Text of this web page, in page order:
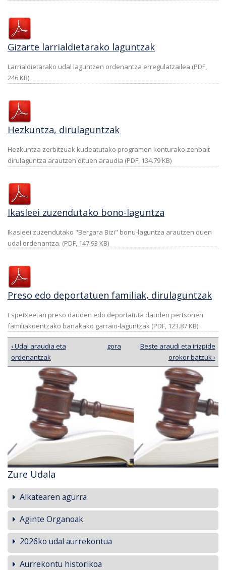
Gizarte larrialdietarako laguntzak
Larrialdietarako udal laguntzen ordenantza erregulatzailea (PDF,
246 KB)
Hezkuntza, dirulaguntzak
Hezkuntza zerbitzuak kudeatutako programen konturako zenbait
dirulaguntza arautzen dituen araudia (PDF, 134.79 KB)
Ikasleei zuzendutako bono-laguntza
Ikasleei zuzendutako "Bergara Bizi" bonu-laguntza arautzen duen
udal ordenantza. (PDF, 147.93 KB)
Preso edo deportatuen familiak, dirulaguntzak
Espetxeetan preso dauden edo deportatuta dauden pertsonen
familiakoentzako banakako garraio-laguntzak (PDF, 123.87 KB)
‹ Udal araudia eta
ordenantzak
gora
Beste araudi eta irizpide
orokor batzuk ›
Zure Udala
Alkatearen agurra
Aginte Organoak
2026ko udal aurrekontua
Aurrekontu historikoa